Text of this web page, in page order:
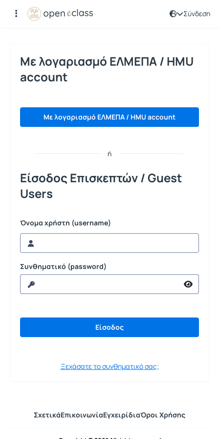
Σύνδεση
Σύνδεση
Με λογαριασμό ΕΛΜΕΠΑ / HMU
account
Με λογαριασμό ΕΛΜΕΠΑ / HMU account
ή
Είσοδος Επισκεπτών / Guest
Users
Όνομα χρήστη (username)
Συνθηματικό (password)
Ξεχάσατε το συνθηματικό σας;
ΣχετικάΕπικοινωνίαΕγχειρίδιαΌροι Χρήσης